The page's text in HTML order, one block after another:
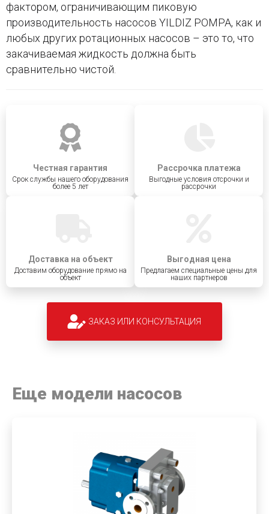
фактором, ограничивающим пиковую
производительность насосов YILDIZ POMPA, как и
любых других ротационных насосов – это то, что
закачиваемая жидкость должна быть
сравнительно чистой.
Честная гарантия
Срок службы нашего оборудования
более 5 лет
Рассрочка платежа
Выгодные условия отсрочки и
рассрочки
Доставка на объект
Доставим оборудование прямо на
объект
Выгодная цена
Предлагаем специальные цены для
наших партнеров
ЗАКАЗ ИЛИ КОНСУЛЬТАЦИЯ
Еще модели насосов